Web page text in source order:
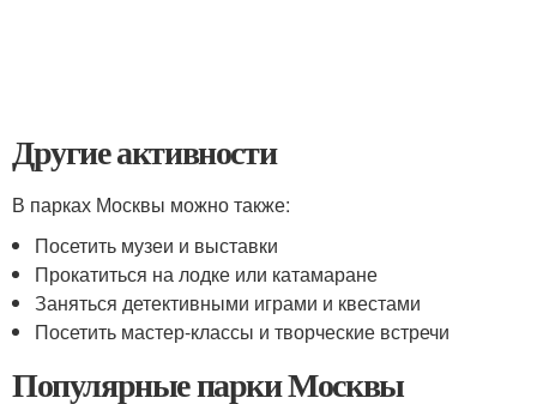
Другие активности
В парках Москвы можно также:
Посетить музеи и выставки
Прокатиться на лодке или катамаране
Заняться детективными играми и квестами
Посетить мастер-классы и творческие встречи
Популярные парки Москвы